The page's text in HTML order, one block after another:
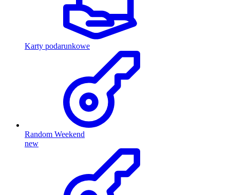
Karty podarunkowe
Random Weekend
new